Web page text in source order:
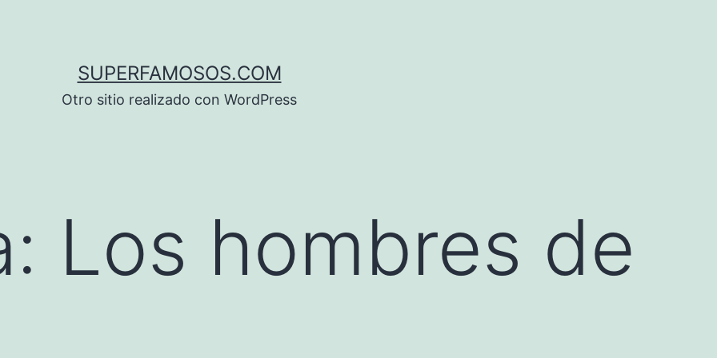
SUPERFAMOSOS.COM
Otro sitio realizado con WordPress
Los hombres de